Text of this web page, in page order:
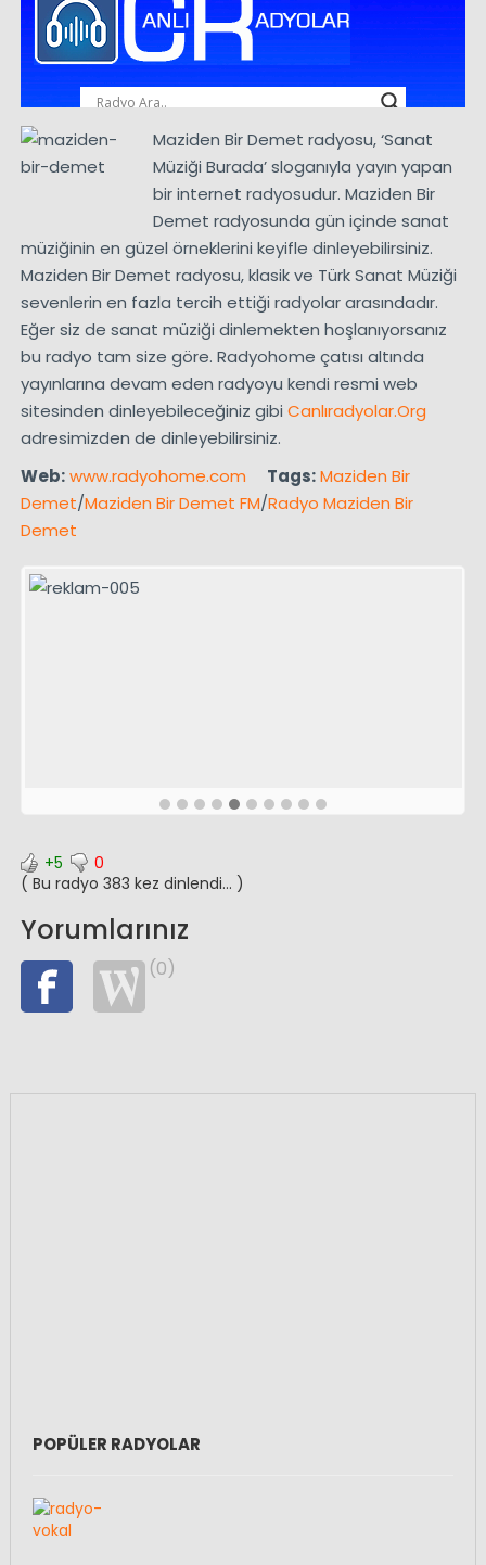
Maziden Bir Demet radyosu, ‘Sanat
Müziği Burada’ sloganıyla yayın yapan
bir internet radyosudur. Maziden Bir
Demet radyosunda gün içinde sanat
müziğinin en güzel örneklerini keyifle dinleyebilirsiniz.
Maziden Bir Demet radyosu, klasik ve Türk Sanat Müziği
sevenlerin en fazla tercih ettiği radyolar arasındadır.
Eğer siz de sanat müziği dinlemekten hoşlanıyorsanız
bu radyo tam size göre. Radyohome çatısı altında
yayınlarına devam eden radyoyu kendi resmi web
sitesinden dinleyebileceğiniz gibi Canlıradyolar.Org
adresimizden de dinleyebilirsiniz.
Web:www.radyohome.com Tags:Maziden Bir
Demet/Maziden Bir Demet FM/Radyo Maziden Bir
Demet
+5
0
( Bu radyo 383 kez dinlendi... )
Yorumlarınız
(0)
POPÜLER RADYOLAR